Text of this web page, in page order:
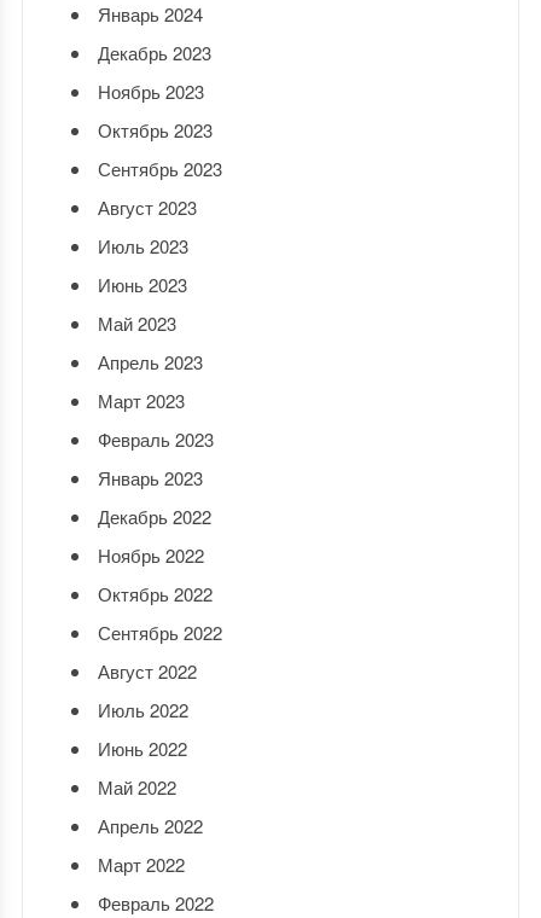
Январь 2024
Декабрь 2023
Ноябрь 2023
Октябрь 2023
Сентябрь 2023
Август 2023
Июль 2023
Июнь 2023
Май 2023
Апрель 2023
Март 2023
Февраль 2023
Январь 2023
Декабрь 2022
Ноябрь 2022
Октябрь 2022
Сентябрь 2022
Август 2022
Июль 2022
Июнь 2022
Май 2022
Апрель 2022
Март 2022
Февраль 2022